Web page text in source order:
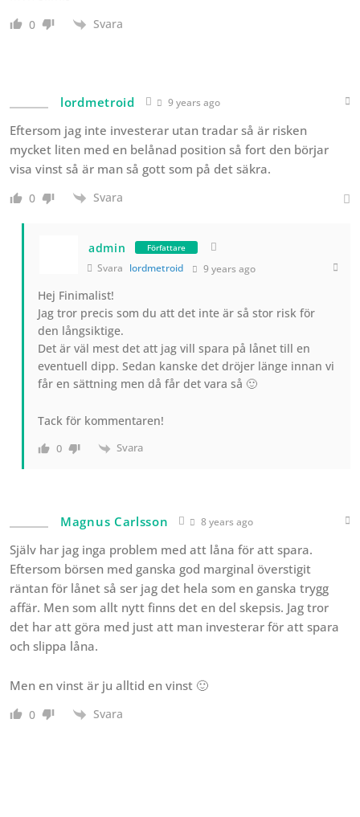
0 Svara
lordmetroid 9 years ago
Eftersom jag inte investerar utan tradar så är risken
mycket liten med en belånad position så fort den börjar
visa vinst så är man så gott som på det säkra.
0 Svara
admin Författare
Svara lordmetroid 9 years ago
Hej Finimalist!
Jag tror precis som du att det inte är så stor risk för
den långsiktige.
Det är väl mest det att jag vill spara på lånet till en
eventuell dipp. Sedan kanske det dröjer länge innan vi
får en sättning men då får det vara så 🙂
Tack för kommentaren!
0 Svara
Magnus Carlsson 8 years ago
Själv har jag inga problem med att låna för att spara.
Eftersom börsen med ganska god marginal överstigit
räntan för lånet så ser jag det hela som en ganska trygg
affär. Men som allt nytt finns det en del skepsis. Jag tror
det har att göra med just att man investerar för att spara
och slippa låna.
Men en vinst är ju alltid en vinst 🙂
0 Svara